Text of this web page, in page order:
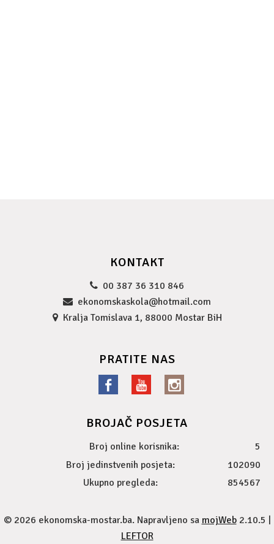
KONTAKT
00 387 36 310 846
ekonomskaskola@hotmail.com
Kralja Tomislava 1, 88000 Mostar BiH
PRATITE NAS
BROJAČ POSJETA
Broj online korisnika:
5
Broj jedinstvenih posjeta:
102090
Ukupno pregleda:
854567
© 2026 ekonomska-mostar.ba. Napravljeno sa mojWeb2.10.5 |
LEFTOR